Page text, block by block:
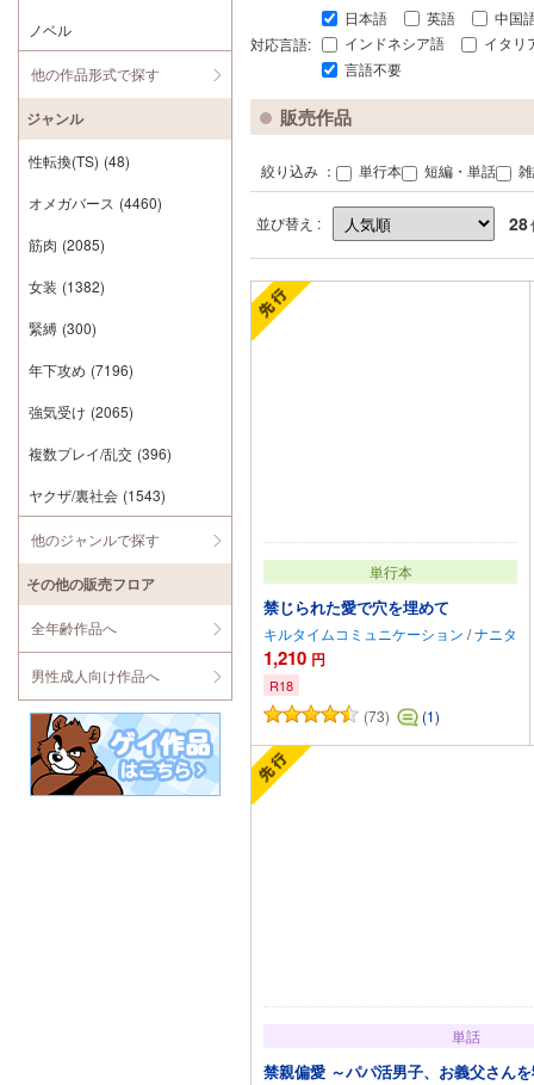
対応言語:
日本語 英語
中国
インドネシア語
イタリ
言語不要
販売作品
絞り込み ： 単行本 短編・単話
並び替え : 28
単行本
禁じられた愛で穴を埋めて
キルタイムコミュニケーション /ナニタ
1,210 円
R18
(73) (1)
カートに追加
単話
禁親偏愛 ～パパ活男子、お義父さん
ノベル
他の作品形式で探す
ジャンル
性転換(TS) (48)
オメガバース (4460)
筋肉 (2085)
女装 (1382)
緊縛 (300)
年下攻め (7196)
強気受け (2065)
複数プレイ/乱交 (396)
ヤクザ/裏社会 (1543)
他のジャンルで探す
その他の販売フロア
全年齢作品へ
男性成人向け作品へ